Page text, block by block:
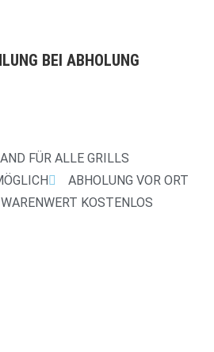
BEI ABHOLUNG
FÜR ALLE GRILLS
ABHOLUNG VOR ORT
KOSTENLOS